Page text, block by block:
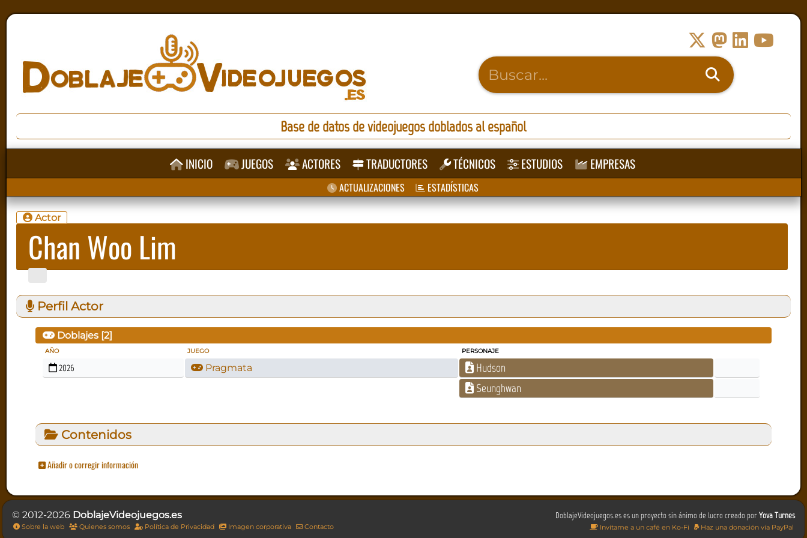
Base de datos de videojuegos doblados al español
INICIO JUEGOS ACTORES TRADUCTORES TÉCNICOS ESTUDIOS EMPRESAS
ACTUALIZACIONES ESTADÍSTICAS
Actor
Chan Woo Lim
Perfil Actor
Doblajes [2]
AÑO JUEGO PERSONAJE
2026 Pragmata
Hudson
Seunghwan
Contenidos
Añadir o corregir información
DoblajeVideojuegos.es es un proyecto sin ánimo de lucro creado porYova Turnes
Invítame a un café en Ko-Fi Haz una donación vía PayPal
© 2012-2026 DoblajeVideojuegos.es
Sobre la web Quienes somos Política de Privacidad Imagen corporativa Contacto